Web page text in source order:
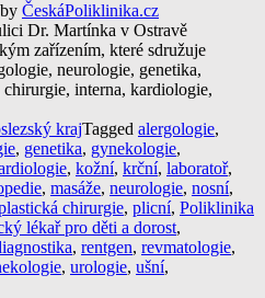
by ČeskáPoliklinika.cz
Dr. Martínka v Ostravě
zařízením, které sdružuje
neurologie, genetika,
interna, kardiologie,
krajTagged alergologie,
, genetika, gynekologie,
, kožní, krční, laboratoř,
, masáže, neurologie, nosní,
chirurgie, plicní, Poliklinika
lékař pro děti a dorost,
, rentgen, revmatologie,
, urologie, ušní,